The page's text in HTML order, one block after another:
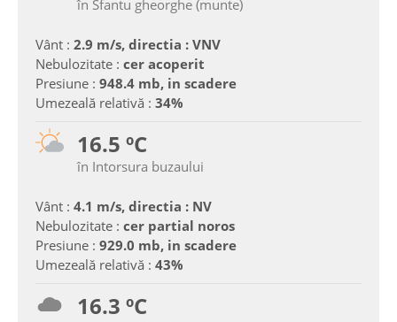
în Sfantu gheorghe (munte)
Vânt : 2.9 m/s, directia : VNV
Nebulozitate : cer acoperit
Presiune : 948.4 mb, in scadere
Umezeală relativă : 34%
16.5 ºC
în Intorsura buzaului
Vânt : 4.1 m/s, directia : NV
Nebulozitate : cer partial noros
Presiune : 929.0 mb, in scadere
Umezeală relativă : 43%
16.3 ºC